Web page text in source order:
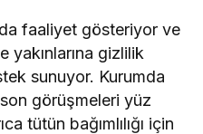
faaliyet gösteriyor ve
yakınlarına gizlilik
sunuyor. Kurumda
görüşmeleri yüz
tütün bağımlılığı için